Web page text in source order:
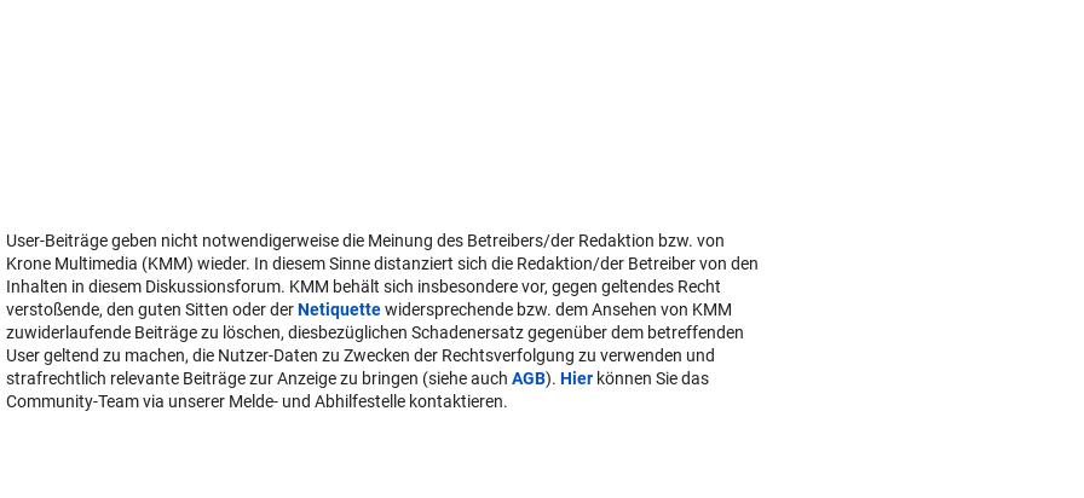
User-Beiträge geben nicht notwendigerweise die Meinung des Betreibers/der Redaktion bzw. von
Krone Multimedia (KMM) wieder. In diesem Sinne distanziert sich die Redaktion/der Betreiber von den
Inhalten in diesem Diskussionsforum. KMM behält sich insbesondere vor, gegen geltendes Recht
verstoßende, den guten Sitten oder derNetiquettewidersprechende bzw. dem Ansehen von KMM
zuwiderlaufende Beiträge zu löschen, diesbezüglichen Schadenersatz gegenüber dem betreffenden
User geltend zu machen, die Nutzer-Daten zu Zwecken der Rechtsverfolgung zu verwenden und
strafrechtlich relevante Beiträge zur Anzeige zu bringen (siehe auch AGB). Hier können Sie das
Community-Team via unserer Melde- und Abhilfestelle kontaktieren.